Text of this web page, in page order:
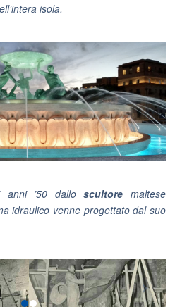
isola.
anni ’50 dalloscultore maltese
idraulico venne progettato dal suo